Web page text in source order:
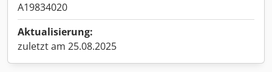
A19834020
Aktualisierung:
zuletzt am 25.08.2025